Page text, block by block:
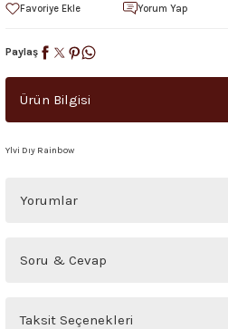
Yorum Yap
Paylaş
Ürün Bilgisi
Ylvi Dıy Rainbow
Yorumlar
Soru & Cevap
Ürün hakkında henüz
Taksit Seçenekleri